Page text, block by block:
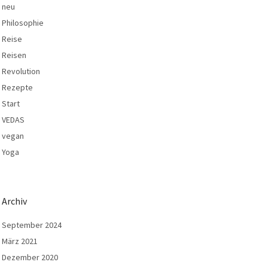
neu
Philosophie
Reise
Reisen
Revolution
Rezepte
Start
VEDAS
vegan
Yoga
Archiv
September 2024
März 2021
Dezember 2020